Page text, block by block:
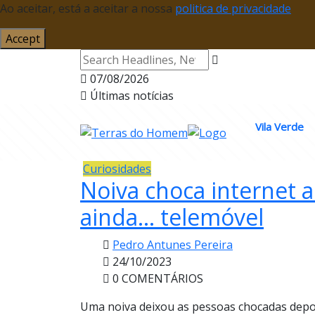
Ao aceitar, está a aceitar a nossa politica de privacidade
Accept
07/08/2026
Últimas notícias
Vila Verde
Curiosidades
Noiva choca internet
ainda… telemóvel
Pedro Antunes Pereira
24/10/2023
0 COMENTÁRIOS
Uma noiva deixou as pessoas chocadas